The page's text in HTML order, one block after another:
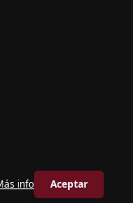
info Aceptar